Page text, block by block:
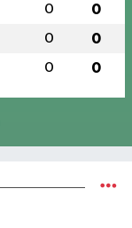
0 0
0 0
0 0